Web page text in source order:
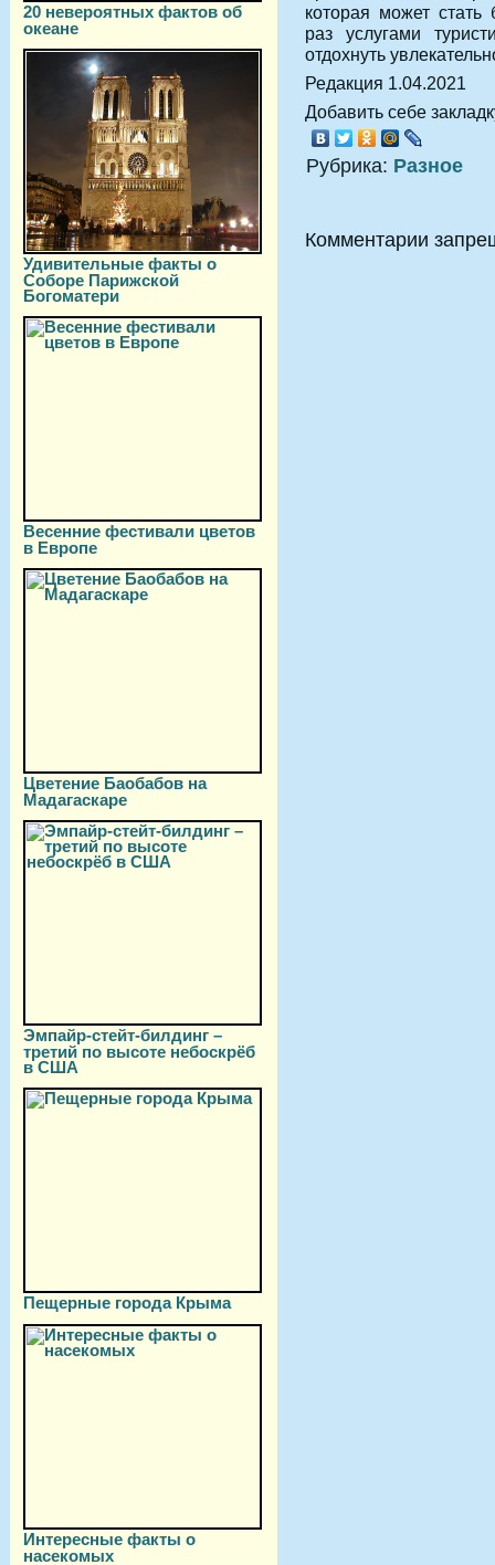
20 невероятных фактов об
океане
Удивительные факты о
Соборе Парижской
Богоматери
Весенние фестивали цветов
в Европе
Цветение Баобабов на
Мадагаскаре
Эмпайр-стейт-билдинг –
третий по высоте небоскрёб
в США
Пещерные города Крыма
Интересные факты о
насекомых
которая может
раз услугами
отдохнуть
Редакция 1.04.2021
Добавить себе
Рубрика: Разное
Комментарии